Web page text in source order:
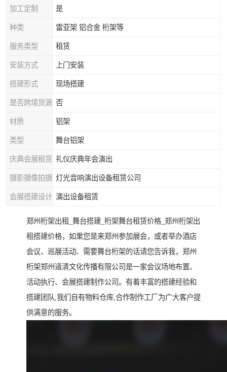
加工定制 是
种类 雷亚架 铝合金 桁架等
服务类型 租赁
安装方式 上门安装
搭建形式 现场搭建
是否跨境货源 否
材质 铝架
类型 舞台铝架
庆典会展租赁 礼仪庆典年会演出
摄影摄像拍摄 灯光音响演出设备租赁公司
会展搭建设计 演出设备租赁
郑州桁架出租_舞台搭建_桁架舞台租赁价格_郑州桁架出
租搭建价格，如果您是来郑州参加展会，或者举办酒店
会议、巡展活动、需要舞台桁架的话请您告诉我，郑州
桁架郑州道清文化传播有限公司是一家会议场地布置、
活动执行、会展搭建制作公司。有着丰富的搭建经验和
搭建团队,我们自有物料仓库,合作制作工厂为广大客户提
供满意的服务。